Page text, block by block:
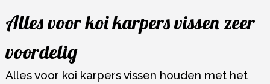
naar
inhoud
Alles voor koi karpers vissen zeer
voordelig
Alles voor koi karpers vissen houden met het